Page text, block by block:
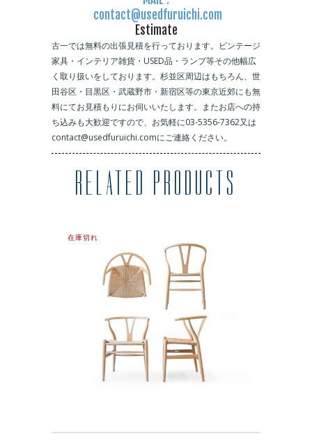
contact@usedfuruichi.com
Estimate
古一では無料の出張見積を行っております。ビンテージ
家具・インテリア雑貨・USED品・ランプ等その他幅広
く取り扱いをしております。杉並区周辺はもちろん、世
田谷区・目黒区・武蔵野市・新宿区等の東京近郊にも無
料にてお見積もりにお伺いいたします。またお店への持
ち込みも大歓迎ですので、お気軽に03-5356-7362又は
contact@usedfuruichi.comにご連絡ください。
RELATED PRODUCTS
在庫切れ